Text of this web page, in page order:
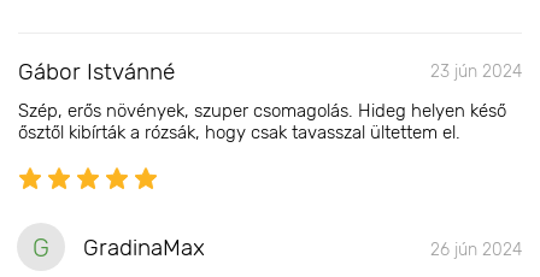
Gábor Istvánné 23 jún 2024
Szép, erős növények, szuper csomagolás. Hideg helyen késő
ősztől kibírták a rózsák, hogy csak tavasszal ültettem el.
G GradinaMax 26 jún 2024